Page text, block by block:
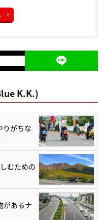
K.K.)
りがちな
むための
があるナ